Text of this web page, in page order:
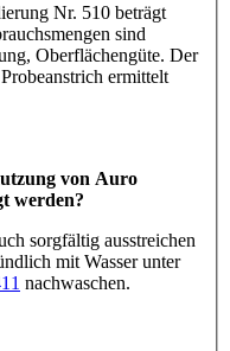
Nr. 510 beträgt
sind
Oberflächengüte. Der
ermittelt
von Auro
werden?
sorgfältig ausstreichen
mit Wasser unter
nachwaschen.